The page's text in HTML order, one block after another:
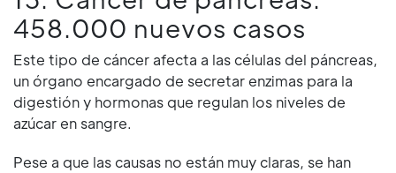
458.000 nuevos casos
Este tipo de cáncer afecta a las células del páncreas,
un órgano encargado de secretar enzimas para la
digestión y hormonas que regulan los niveles de
azúcar en sangre.
Pese a que las causas no están muy claras, se han